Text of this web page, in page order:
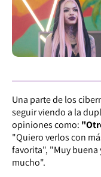
Una parte de los
seguir viendo a la
opiniones como:
"Quiero verlos con
favorita", "Muy buena
mucho".